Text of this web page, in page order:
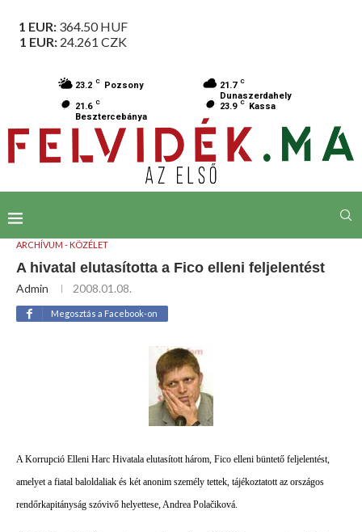
1 EUR: 364.50HUF
1 EUR: 24.261 CZK
23.2 C Pozsony 21.7 C
Dunaszerdahely
21.6 C
Besztercebánya
23.9 C Kassa
ARCHÍVUM - KÖZÉLET
A hivatal elutasította a Fico elleni feljelentést
Admin 2008.01.08.
Megosztás a Facebook-on
A Korrupció Elleni Harc Hivatala elutasított három, Fico elleni büntető feljelentést,
amelyet a fiatal baloldaliak és két anonim személy tettek, tájékoztatott az országos
rendőrkapitányság szóvivő helyettese, Andrea Polačiková.